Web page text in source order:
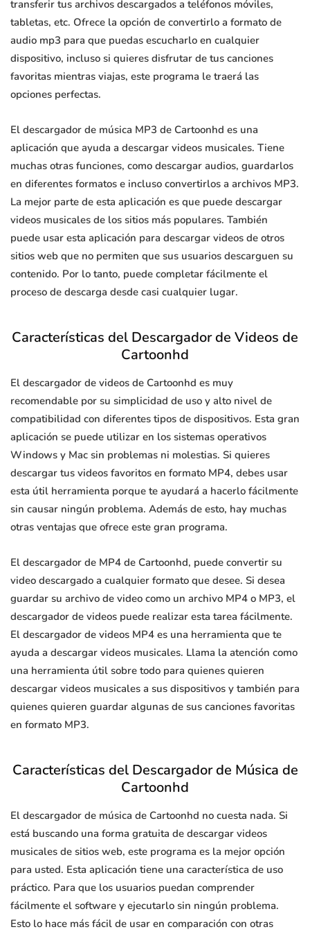
transferir tus archivos descargados a teléfonos móviles,
tabletas, etc. Ofrece la opción de convertirlo a formato de
audio mp3 para que puedas escucharlo en cualquier
dispositivo, incluso si quieres disfrutar de tus canciones
favoritas mientras viajas, este programa le traerá las
opciones perfectas.
El descargador de música MP3 de Cartoonhd es una
aplicación que ayuda a descargar videos musicales. Tiene
muchas otras funciones, como descargar audios, guardarlos
en diferentes formatos e incluso convertirlos a archivos MP3.
La mejor parte de esta aplicación es que puede descargar
videos musicales de los sitios más populares. También
puede usar esta aplicación para descargar videos de otros
sitios web que no permiten que sus usuarios descarguen su
contenido. Por lo tanto, puede completar fácilmente el
proceso de descarga desde casi cualquier lugar.
Características del Descargador de Videos de
Cartoonhd
El descargador de videos de Cartoonhd es muy
recomendable por su simplicidad de uso y alto nivel de
compatibilidad con diferentes tipos de dispositivos. Esta gran
aplicación se puede utilizar en los sistemas operativos
Windows y Mac sin problemas ni molestias. Si quieres
descargar tus videos favoritos en formato MP4, debes usar
esta útil herramienta porque te ayudará a hacerlo fácilmente
sin causar ningún problema. Además de esto, hay muchas
otras ventajas que ofrece este gran programa.
El descargador de MP4 de Cartoonhd, puede convertir su
video descargado a cualquier formato que desee. Si desea
guardar su archivo de video como un archivo MP4 o MP3, el
descargador de videos puede realizar esta tarea fácilmente.
El descargador de videos MP4 es una herramienta que te
ayuda a descargar videos musicales. Llama la atención como
una herramienta útil sobre todo para quienes quieren
descargar videos musicales a sus dispositivos y también para
quienes quieren guardar algunas de sus canciones favoritas
en formato MP3.
Características del Descargador de Música de
Cartoonhd
El descargador de música de Cartoonhd no cuesta nada. Si
está buscando una forma gratuita de descargar videos
musicales de sitios web, este programa es la mejor opción
para usted. Esta aplicación tiene una característica de uso
práctico. Para que los usuarios puedan comprender
fácilmente el software y ejecutarlo sin ningún problema.
Esto lo hace más fácil de usar en comparación con otras